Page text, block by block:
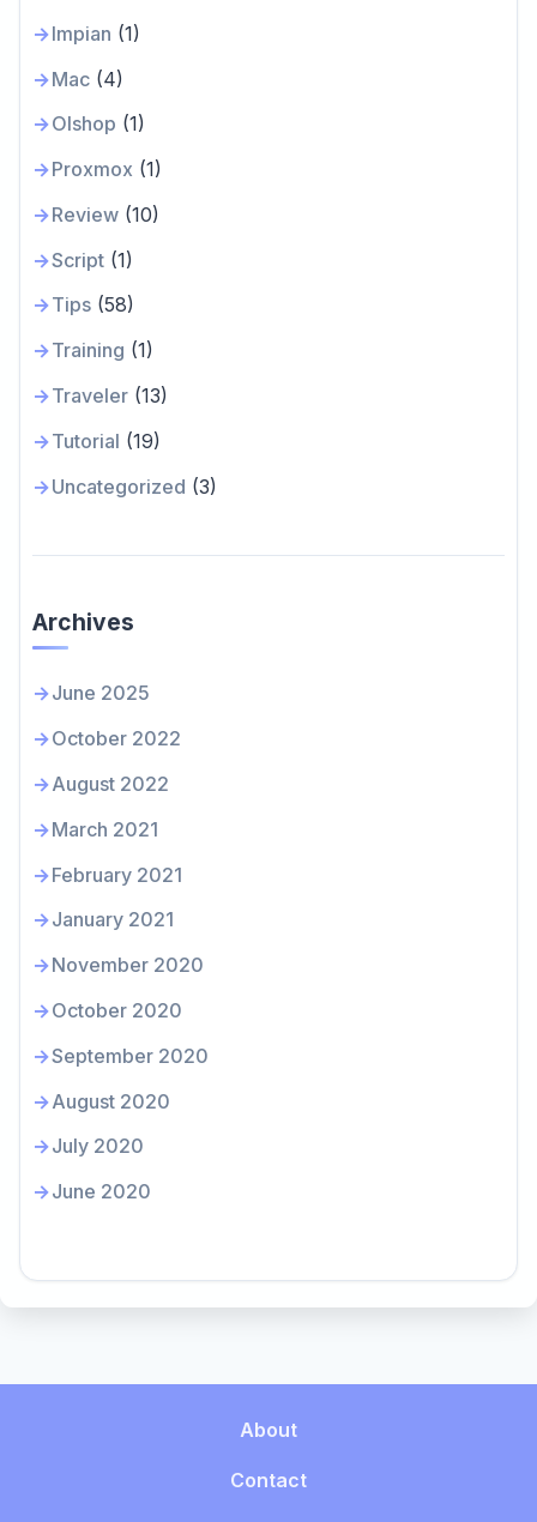
Impian (1)
Mac(4)
Olshop (1)
Proxmox (1)
Review(10)
Script(1)
Tips(58)
Training (1)
Traveler(13)
Tutorial (19)
Uncategorized (3)
Archives
June 2025
October 2022
August 2022
March 2021
February 2021
January 2021
November 2020
October 2020
September 2020
August 2020
July 2020
June 2020
About
Contact